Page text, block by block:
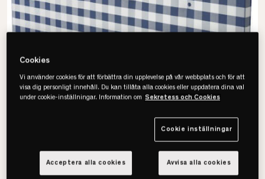
Hästens
Cookies
Vi använder cookies för att förbättra din upplevelse på vår webbplats och för att
visa dig personligt innehåll. Du kan tillåta alla cookies eller uppdatera dina val
under cookie-inställningar. Information om Sekretess och Cookies
Cookie inställningar
Avvisa alla cookies
Acceptera alla cookies